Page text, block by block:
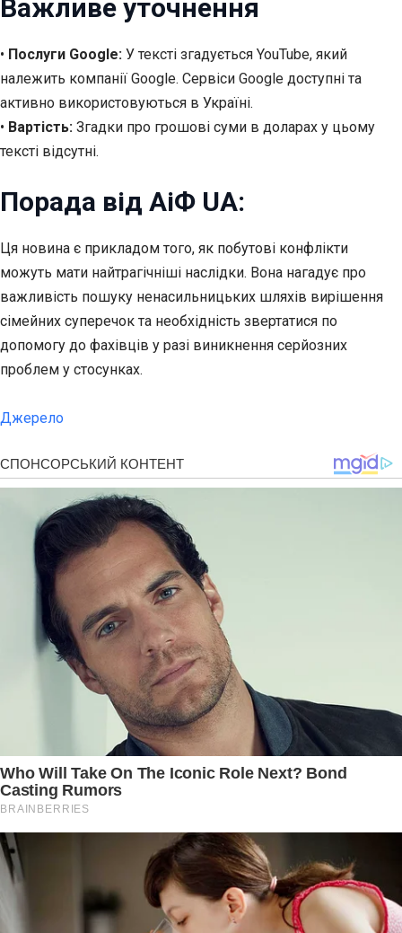
Важливе уточнення
• Послуги Google: У тексті згадується YouTube, який
належить компанії Google. Сервіси Google доступні та
активно використовуються в Україні.
• Вартість: Згадки про грошові суми в доларах у цьому
тексті відсутні.
Порада від АіФ UA:
Ця новина є прикладом того, як побутові конфлікти
можуть мати найтрагічніші наслідки. Вона нагадує про
важливість пошуку ненасильницьких шляхів вирішення
сімейних суперечок та необхідність звертатися по
допомогу до фахівців у разі виникнення серйозних
проблем у стосунках.
Джерело